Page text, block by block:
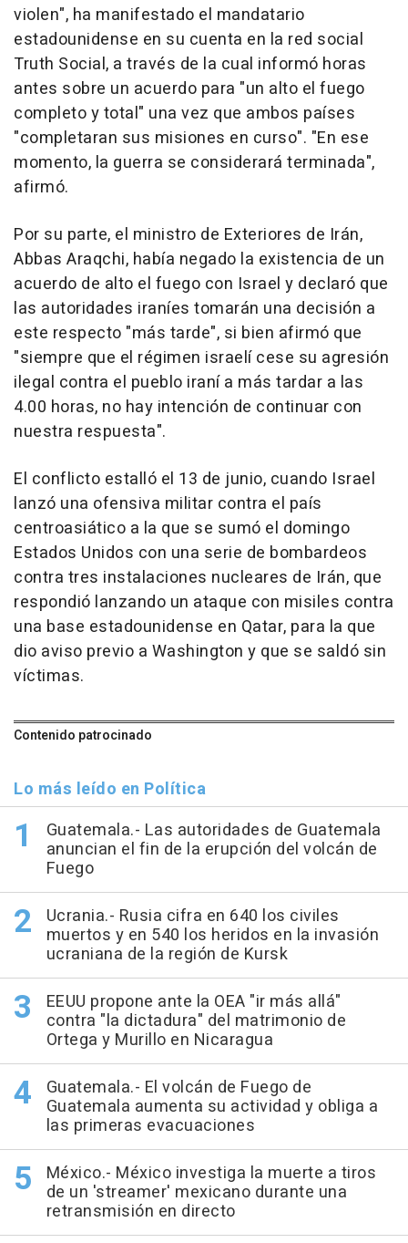
violen", ha manifestado el mandatario
estadounidense en su cuenta en la red social
Truth Social, a través de la cual informó horas
antes sobre un acuerdo para "un alto el fuego
completo y total" una vez que ambos países
"completaran sus misiones en curso". "En ese
momento, la guerra se considerará terminada",
afirmó.
Por su parte, el ministro de Exteriores de Irán,
Abbas Araqchi, había negado la existencia de un
acuerdo de alto el fuego con Israel y declaró que
las autoridades iraníes tomarán una decisión a
este respecto "más tarde", si bien afirmó que
"siempre que el régimen israelí cese su agresión
ilegal contra el pueblo iraní a más tardar a las
4.00 horas, no hay intención de continuar con
nuestra respuesta".
El conflicto estalló el 13 de junio, cuando Israel
lanzó una ofensiva militar contra el país
centroasiático a la que se sumó el domingo
Estados Unidos con una serie de bombardeos
contra tres instalaciones nucleares de Irán, que
respondió lanzando un ataque con misiles contra
una base estadounidense en Qatar, para la que
dio aviso previo a Washington y que se saldó sin
víctimas.
Contenido patrocinado
Lo más leído en Política
Guatemala.- Las autoridades de Guatemala
anuncian el fin de la erupción del volcán de
Fuego
Ucrania.- Rusia cifra en 640 los civiles
muertos y en 540 los heridos en la invasión
ucraniana de la región de Kursk
EEUU propone ante la OEA "ir más allá"
contra "la dictadura" del matrimonio de
Ortega y Murillo en Nicaragua
Guatemala.- El volcán de Fuego de
Guatemala aumenta su actividad y obliga a
las primeras evacuaciones
México.- México investiga la muerte a tiros
de un 'streamer' mexicano durante una
retransmisión en directo